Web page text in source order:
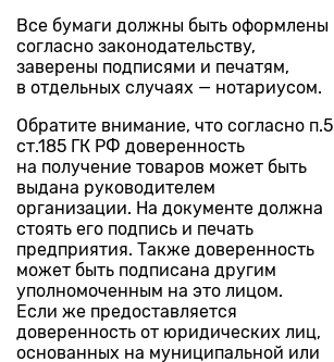
Все бумаги должны быть оформлены
согласно законодательству,
заверены подписями и печатям,
в отдельных случаях — нотариусом.
Обратите внимание, что согласно п.5
ст.185 ГК РФ доверенность
на получение товаров может быть
выдана руководителем
организации. На документе должна
стоять его подпись и печать
предприятия. Также доверенность
может быть подписана другим
уполномоченным на это лицом.
Если же предоставляется
доверенность от юридических лиц,
основанных на муниципальной или